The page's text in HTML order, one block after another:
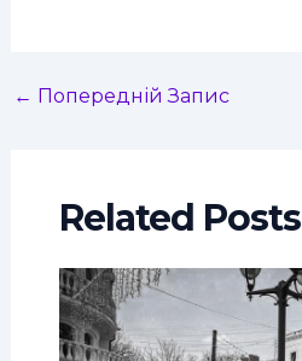
← Попередній Запис
Related Posts